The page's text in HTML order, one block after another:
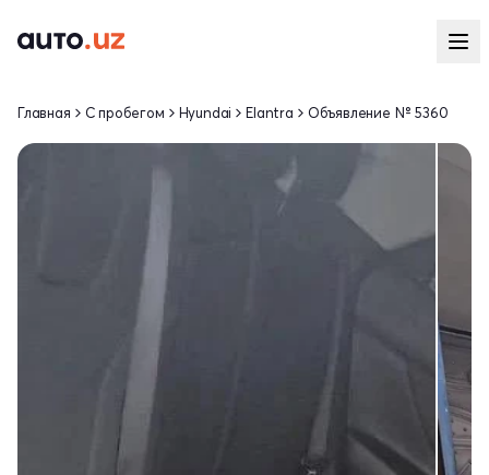
Главная С пробегом Hyundai Elantra Объявление № 5360